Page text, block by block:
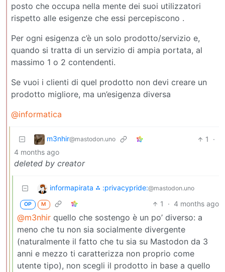
posto che occupa nella mente dei suoi utilizzatori
rispetto alle esigenze che essi percepiscono .
Per ogni esigenza c’è un solo prodotto/servizio e,
quando si tratta di un servizio di ampia portata, al
massimo 1 o 2 contendenti.
Se vuoi i clienti di quel prodotto non devi creare un
prodotto migliore, ma un’esigenza diversa
@informatica
m3nhir@mastodon.uno 1
·
4 months ago
deleted by creator
informapirata ⁂ :privacypride:@mastodon.uno
OP M 1 · 4 months ago
@m3nhir quello che sostengo è un po’ diverso: a
meno che tu non sia socialmente divergente
(naturalmente il fatto che tu sia su Mastodon da 3
anni e mezzo ti caratterizza non proprio come
utente tipo), non scegli il prodotto in base a quello